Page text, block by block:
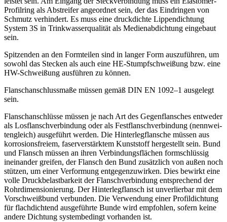
Profilring als Abstreifer angeordnet sein, der das Eindringen von
Schmutz verhindert. Es muss eine druck­dichte Lippen­dichtung
System 3S in Trink­was­ser­qua­lität als Medien­ab­dichtung eingebaut
sein.
Spitzenden an den Formteilen sind in langer Form auszu­führen, um
sowohl das Stecken als auch eine HE-Stumpf­schweißung bzw. eine
HW-Schweißung ausführen zu können.
Flansch­an­schlussmaße müssen gemäß DIN EN 1092–1 ausgelegt
sein.
Flansch­an­schlüsse müssen je nach Art des Gegen­flan­sches entweder
als Losflansch­ver­bindung oder als Festflansch­ver­bindung (nennwei­
ten­gleich) ausge­führt werden. Die Hinter­leg­flansche müssen aus
korro­si­ons­freiem, faser­ver­stärktem Kunst­stoff herge­stellt sein. Bund
und Flansch müssen an ihren Verbin­dungs­flächen formschlüssig
inein­ander greifen, der Flansch den Bund zusätzlich von außen noch
stützen, um einer Verformung entge­gen­zu­wirken. Dies bewirkt eine
volle Druck­be­last­barkeit der Flansch­ver­bindung entspre­chend der
Rohrdi­men­sio­nierung. Der Hinter­leg­flansch ist unver­lierbar mit dem
Vorschweißbund verbunden. Die Verwendung einer Profil­dichtung
für flach­dichtend ausge­führte Bunde wird empfohlen, sofern keine
andere Dichtung system­be­dingt vorhanden ist.